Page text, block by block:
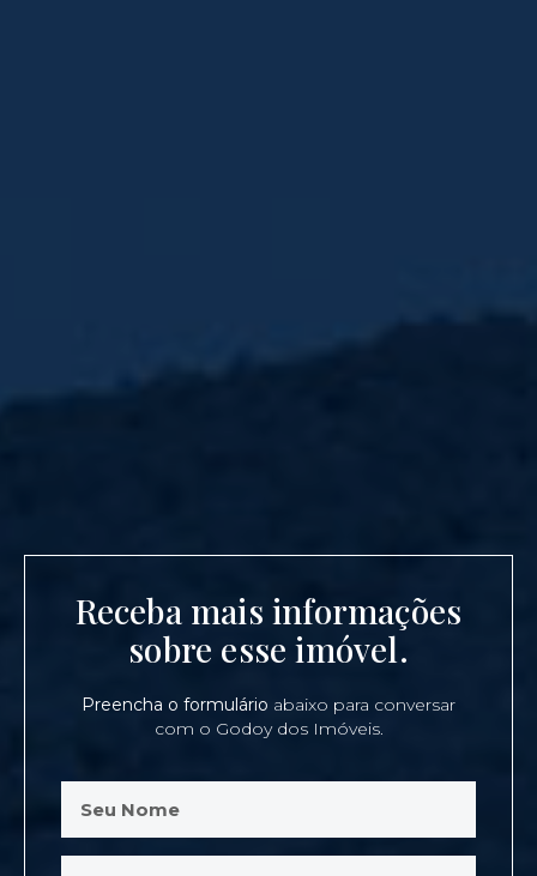
Receba mais informações
sobre esse imóvel.
Preencha o formulário abaixo para conversar
com o Godoy dos Imóveis.